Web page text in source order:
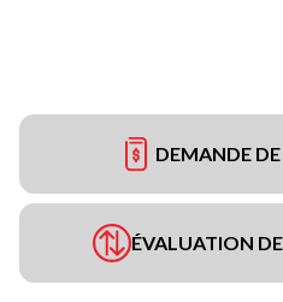
DEMANDE
ÉVALUATION